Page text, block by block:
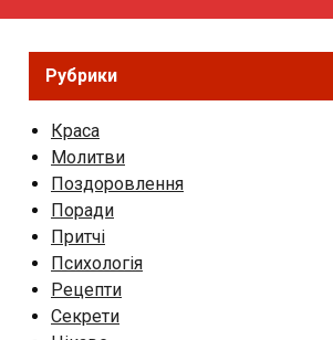
Рубрики
Краса
Молитви
Поздоровлення
Поради
Притчі
Психологія
Рецепти
Секрети